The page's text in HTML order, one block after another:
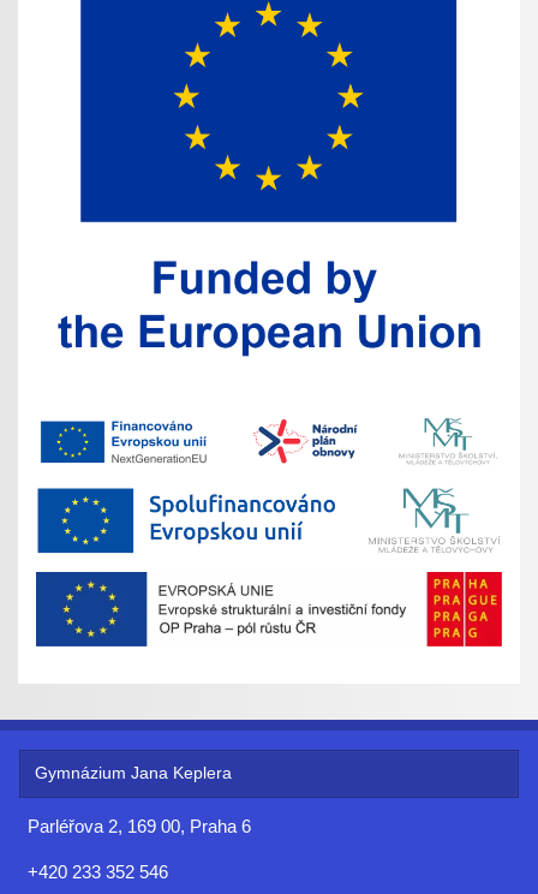
Gymnázium Jana Keplera
Parléřova 2, 169 00, Praha 6
+420 233 352 546